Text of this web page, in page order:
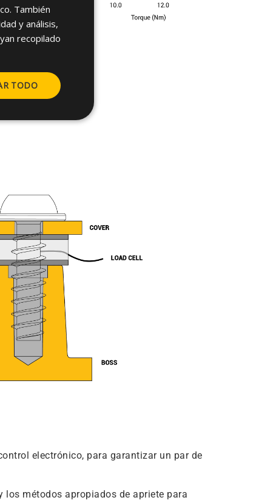
electrónico, para garantizar un par de
los métodos apropiados de apriete para
ENGLISH
SPANISH
POLISH
También
y análisis,
recopilado
TODO